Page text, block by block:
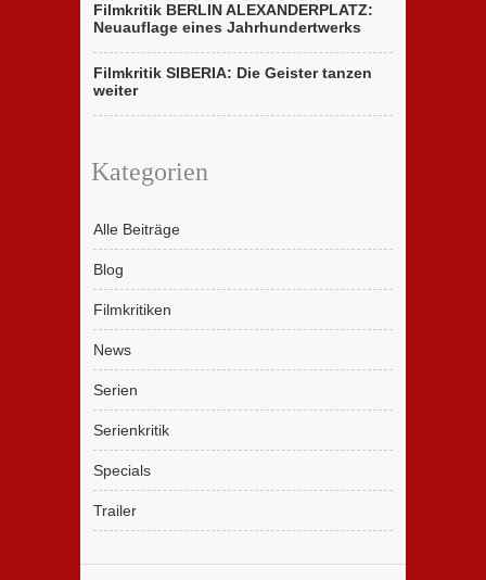
Filmkritik BERLIN ALEXANDERPLATZ:
Neuauflage eines Jahrhundertwerks
Filmkritik SIBERIA: Die Geister tanzen
weiter
Kategorien
Alle Beiträge
Blog
Filmkritiken
News
Serien
Serienkritik
Specials
Trailer